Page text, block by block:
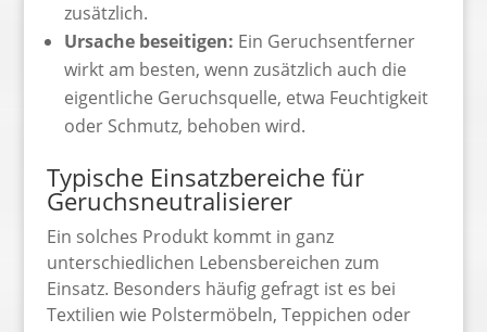
zusätzlich.
Ursache beseitigen: Ein Geruchsentferner
wirkt am besten, wenn zusätzlich auch die
eigentliche Geruchsquelle, etwa Feuchtigkeit
oder Schmutz, behoben wird.
Typische Einsatzbereiche für
Geruchsneutralisierer
Ein solches Produkt kommt in ganz
unterschiedlichen Lebensbereichen zum
Einsatz. Besonders häufig gefragt ist es bei
Textilien wie Polstermöbeln, Teppichen oder